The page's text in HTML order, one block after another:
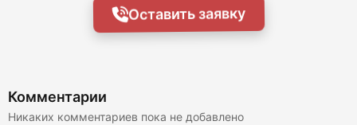
Оставить заявку
Комментарии
Никаких комментариев пока не добавлено